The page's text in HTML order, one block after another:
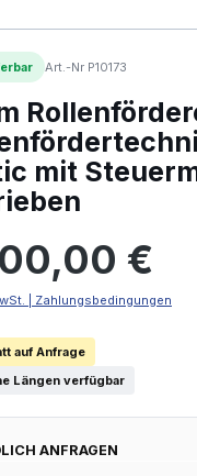
Art.-Nr P10173
mit
€
| Zahlungsbedingungen
auf Anfrage
Längen verfügbar
ANFRAGEN